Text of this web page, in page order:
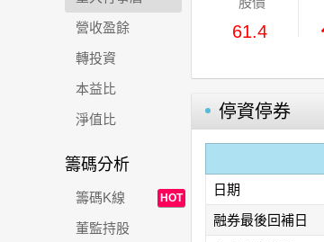
營收盈餘
轉投資
本益比
淨值比
籌碼分析
籌碼K線 HOT
董監持股
61.4
停資停券
日期
融券最後回補日